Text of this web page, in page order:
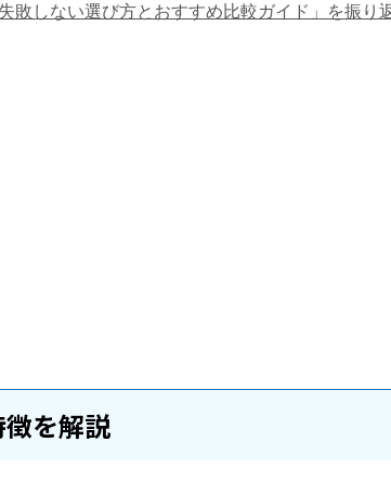
敗しない選び方とおすすめ比較ガイド」を振り
を解説